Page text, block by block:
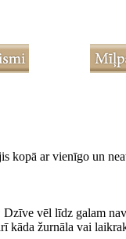
ar vienīgo un
Dzīve vēl līdz galam
žurnāla vai